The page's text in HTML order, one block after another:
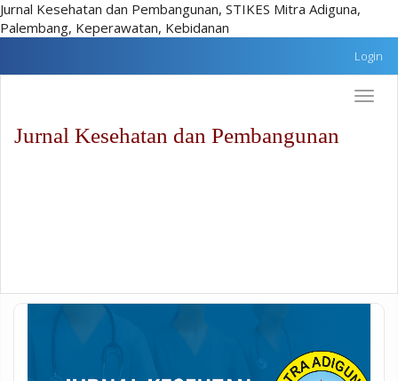
Jurnal Kesehatan dan Pembangunan, STIKES Mitra Adiguna,
Palembang, Keperawatan, Kebidanan
Navigasi
Login
Toggle
Jurnal Kesehatan dan Pembangunan